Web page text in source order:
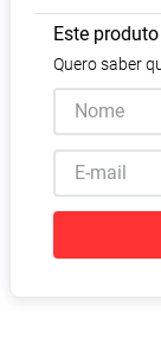
Este
Quero saber
8º
9º
10º Soro